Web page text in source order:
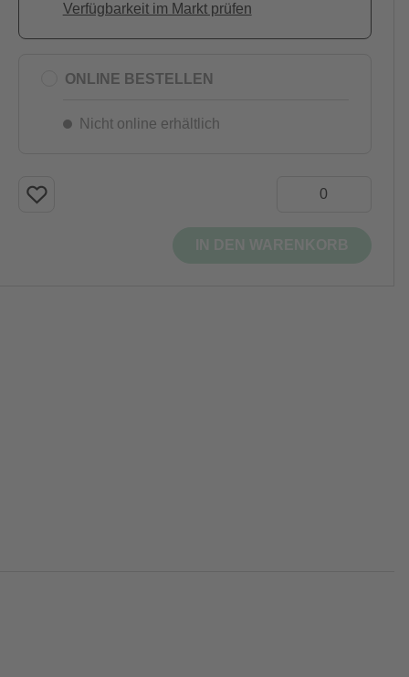
Verfügbarkeit im Markt prüfen
ONLINE BESTELLEN
Nicht online erhältlich